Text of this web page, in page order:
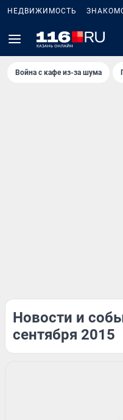
НЕДВИЖИМОСТЬ
Война с кафе из-за шума
Новости и
сентября 2015